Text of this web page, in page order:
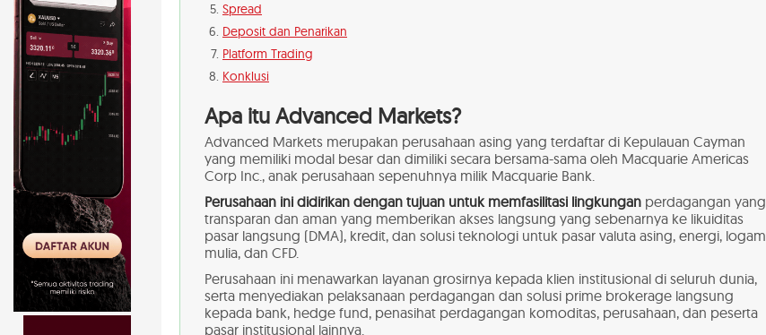
Spread
Deposit dan Penarikan
Platform Trading
Konklusi
Apa itu Advanced Markets?
Advanced Markets merupakan perusahaan asing yang terdaftar di Kepulauan Cayman
yang memiliki modal besar dan dimiliki secara bersama-sama oleh Macquarie Americas
Corp Inc., anak perusahaan sepenuhnya milik Macquarie Bank.
Perusahaan ini didirikan dengan tujuan untuk memfasilitasi lingkungan perdagangan yang
transparan dan aman yang memberikan akses langsung yang sebenarnya ke likuiditas
pasar langsung (DMA), kredit, dan solusi teknologi untuk pasar valuta asing, energi, logam
mulia, dan CFD.
Perusahaan ini menawarkan layanan grosirnya kepada klien institusional di seluruh dunia,
serta menyediakan pelaksanaan perdagangan dan solusi prime brokerage langsung
kepada bank, hedge fund, penasihat perdagangan komoditas, perusahaan, dan peserta
pasar institusional lainnya.